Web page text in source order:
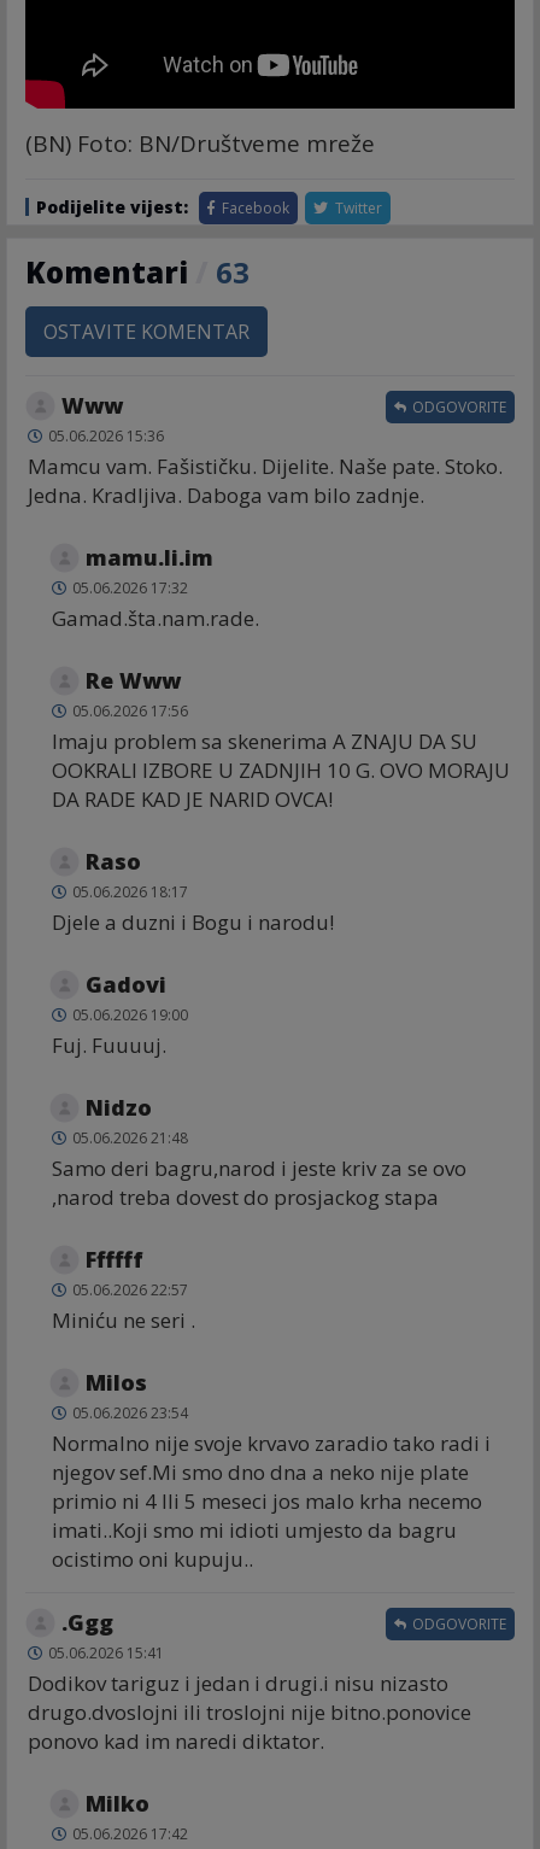
(BN) Foto: BN/Društveme mreže
Podijelite vijest: Facebook Twitter
Komentari 63
OSTAVITE KOMENTAR
Www
05.06.2026 15:36
Mamcu vam. Fašističku. Dijelite. Naše pate. Stoko.
Jedna. Kradljiva. Daboga vam bilo zadnje.
ODGOVORITE
mamu.li.im
05.06.2026 17:32
Gamad.šta.nam.rade.
Re Www
05.06.2026 17:56
Imaju problem sa skenerima A ZNAJU DA SU
OOKRALI IZBORE U ZADNJIH 10 G. OVO MORAJU
DA RADE KAD JE NARID OVCA!
Raso
05.06.2026 18:17
Djele a duzni i Bogu i narodu!
Gadovi
05.06.2026 19:00
Fuj. Fuuuuj.
Nidzo
05.06.2026 21:48
Samo deri bagru,narod i jeste kriv za se ovo
,narod treba dovest do prosjackog stapa
Ffffff
05.06.2026 22:57
Miniću ne seri .
Milos
05.06.2026 23:54
Normalno nije svoje krvavo zaradio tako radi i
njegov sef.Mi smo dno dna a neko nije plate
primio ni 4 Ili 5 meseci jos malo krha necemo
imati..Koji smo mi idioti umjesto da bagru
ocistimo oni kupuju..
.Ggg
05.06.2026 15:41
Dodikov tariguz i jedan i drugi.i nisu nizasto
drugo.dvoslojni ili troslojni nije bitno.ponovice
ponovo kad im naredi diktator.
ODGOVORITE
Milko
05.06.2026 17:42